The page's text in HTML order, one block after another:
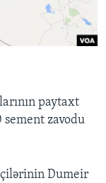
paytaxt
sement zavodu
Dumeir